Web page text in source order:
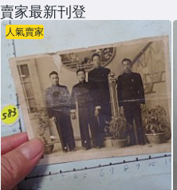
賣家最新刊登
人氣賣家